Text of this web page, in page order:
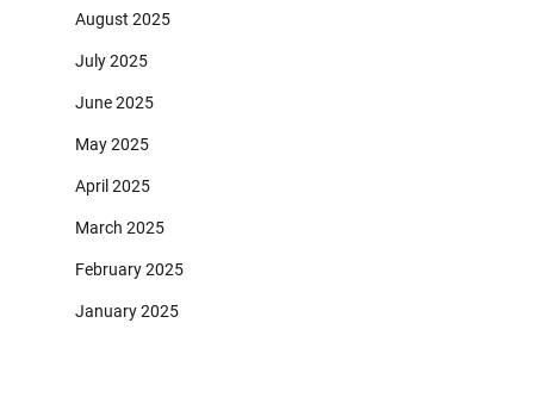
August 2025
July 2025
June 2025
May 2025
April 2025
March 2025
February 2025
January 2025